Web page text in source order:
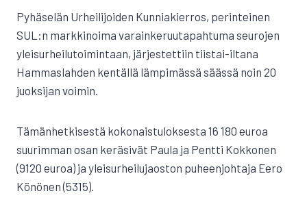
Pyhäselän Urheilijoiden Kunniakierros, perinteinen
SUL:n markkinoima varainkeruutapahtuma seurojen
yleisurheilutoimintaan, järjestettiin tiistai-iltana
Hammaslahden kentällä lämpimässä säässä noin 20
juoksijan voimin.
Tämänhetkisestä kokonaistuloksesta 16 180 euroa
suurimman osan keräsivät Paula ja Pentti Kokkonen
(9120 euroa) ja yleisurheilujaoston puheenjohtaja Eero
Könönen (5315).